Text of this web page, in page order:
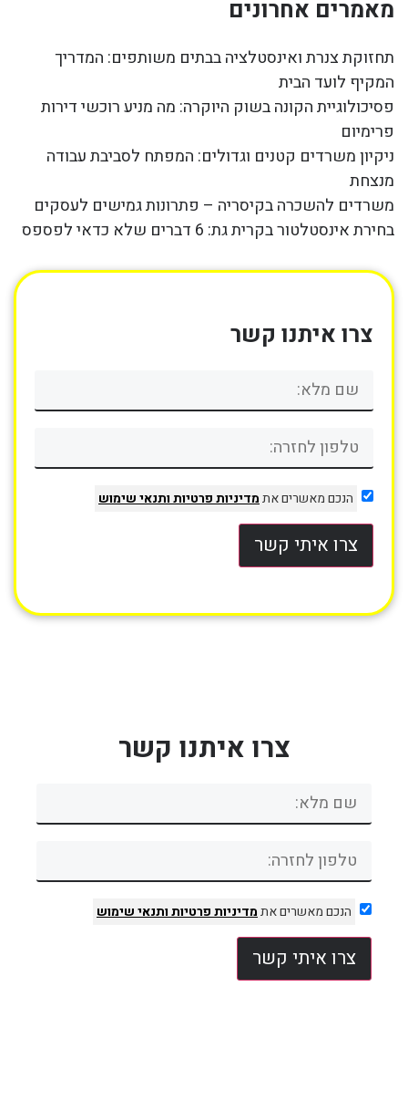
מאמרים אחרונים
תחזוקת צנרת ואינסטלציה בבתים משותפים: המדריך
המקיף לועד הבית
פסיכולוגיית הקונה בשוק היוקרה: מה מניע רוכשי דירות
פרימיום
ניקיון משרדים קטנים וגדולים: המפתח לסביבת עבודה
מנצחת
משרדים להשכרה בקיסריה – פתרונות גמישים לעסקים
בחירת אינסטלטור בקרית גת: 6 דברים שלא כדאי לפספס
צרו איתנו קשר
הנכם מאשרים אתמדיניות פרטיותותנאי שימוש
צרו איתי קשר
צרו איתנו קשר
הנכם מאשרים אתמדיניות פרטיותותנאי שימוש
צרו איתי קשר